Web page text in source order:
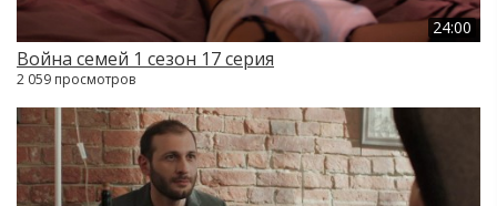
24:00
Война семей 1 сезон 17 серия
2 059 просмотров